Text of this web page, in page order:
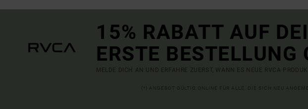
15% RABATT AUF
ERSTE BESTELLUNG
MELDE DICH AN UND ERFAHRE ZUERST, WANN ES NEUE RVCA